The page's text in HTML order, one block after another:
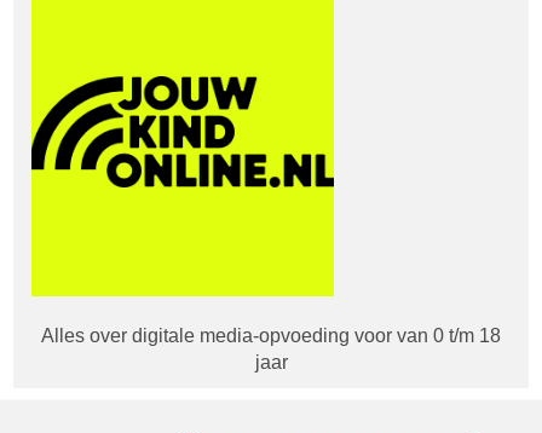
Alles over digitale media-opvoeding voor van 0 t/m 18
jaar